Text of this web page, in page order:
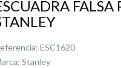
ESC1620
Stanley